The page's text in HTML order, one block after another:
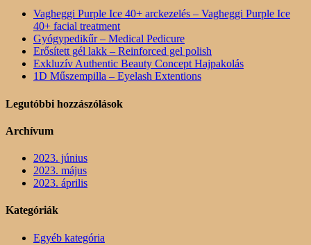
Vagheggi Purple Ice 40+ arckezelés – Vagheggi Purple Ice
40+ facial treatment
Gyógypedikűr – Medical Pedicure
Erősített gél lakk – Reinforced gel polish
Exkluzív Authentic Beauty Concept Hajpakolás
1D Műszempilla – Eyelash Extentions
Legutóbbi hozzászólások
Archívum
2023. június
2023. május
2023. április
Kategóriák
Egyéb kategória